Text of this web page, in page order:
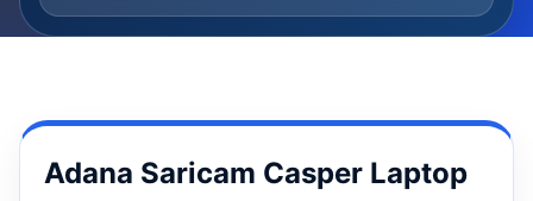
Adana Saricam Casper Laptop